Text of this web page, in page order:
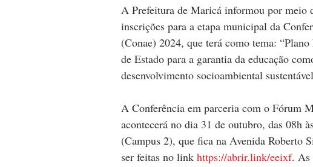
A Prefeitura de Maricá informou por meio
inscrições para a etapa municipal da
(Conae) 2024, que terá como tema:
de Estado para a garantia da educação
desenvolvimento socioambiental
A Conferência em parceria com o Fórum
acontecerá no dia 31 de outubro, das 08h
(Campus 2), que fica na Avenida Roberto
ser feitas no link https://abrir.link/eeixf. As